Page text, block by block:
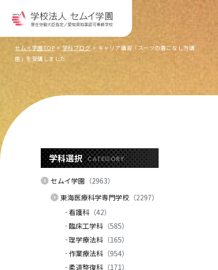
セムイ学園TOP 学科ブログ
キャリア講習「スーツの着こなし方講
座」を受講しました
学科選択 CATEGORY
セムイ学園 （2963）
東海医療科学専門学校 （2297）
看護科 （42）
臨床工学科 （585）
理学療法科 （165）
作業療法科 （954）
柔道整復科 （171）